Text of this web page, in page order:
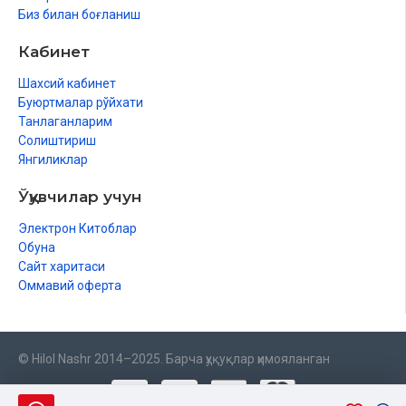
Биз билан боғланиш
Кабинет
Шахсий кабинет
Буюртмалар рўйхати
Танлаганларим
Солиштириш
Янгиликлар
Ўқувчилар учун
Электрон Китоблар
Обуна
Сайт харитаси
Оммавий оферта
© Hilol Nashr 2014–2025. Барча ҳуқуқлар ҳимояланган